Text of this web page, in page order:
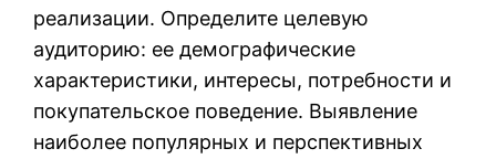
реализации. Определите целевую
аудиторию: ее демографические
характеристики, интересы, потребности и
покупательское поведение. Выявление
наиболее популярных и перспективных